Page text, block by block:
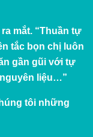
mắt. “Thuần tự
tắc bọn chị luôn
gần gũi với tự
liệu…”
tôi những